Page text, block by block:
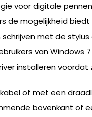
voor digitale
de mogelijkheid
met de
van Windows
installeren
of met een
bovenkant of